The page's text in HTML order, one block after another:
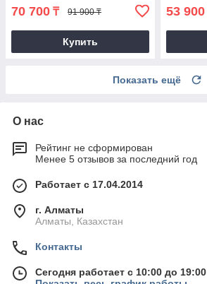
70 700 ₸ 91 900 ₸
Купить
53 900
Показать ещё
О нас
Рейтинг не сформирован
Менее 5 отзывов за последний год
Работает с 17.04.2014
г. Алматы
Алматы, Казахстан
Контакты
Сегодня работает с 10:00 до 19:00